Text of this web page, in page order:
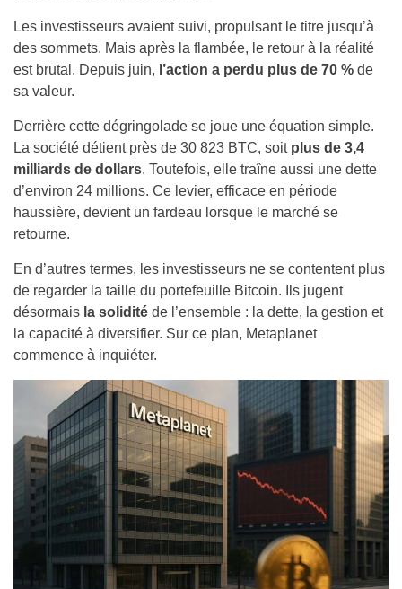
Les investisseurs avaient suivi, propulsant le titre jusqu’à
des sommets. Mais après la flambée, le retour à la réalité
est brutal. Depuis juin, l’action a perdu plus de 70 % de
sa valeur.
Derrière cette dégringolade se joue une équation simple.
La société détient près de 30 823 BTC, soitplus de 3,4
milliards de dollars. Toutefois, elle traîne aussi une dette
d’environ 24 millions. Ce levier, efficace en période
haussière, devient un fardeau lorsque le marché se
retourne.
En d’autres termes, les investisseurs ne se contentent plus
de regarder la taille du portefeuille Bitcoin. Ils jugent
désormais la solidité de l’ensemble : la dette, la gestion et
la capacité à diversifier. Sur ce plan, Metaplanet
commence à inquiéter.